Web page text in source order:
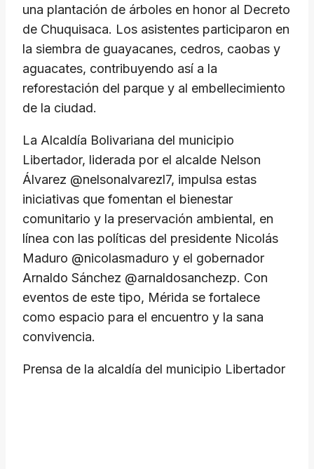
una plantación de árboles en honor al Decreto
de Chuquisaca. Los asistentes participaron en
la siembra de guayacanes, cedros, caobas y
aguacates, contribuyendo así a la
reforestación del parque y al embellecimiento
de la ciudad.
La Alcaldía Bolivariana del municipio
Libertador, liderada por el alcalde Nelson
Álvarez @nelsonalvarezl7, impulsa estas
iniciativas que fomentan el bienestar
comunitario y la preservación ambiental, en
línea con las políticas del presidente Nicolás
Maduro @nicolasmaduro y el gobernador
Arnaldo Sánchez @arnaldosanchezp. Con
eventos de este tipo, Mérida se fortalece
como espacio para el encuentro y la sana
convivencia.
Prensa de la alcaldía del municipio Libertador